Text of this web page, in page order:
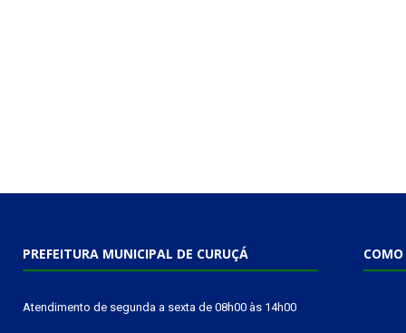
PREFEITURA MUNICIPAL DE CURUÇÁ
Atendimento de segunda a sexta de 08h00 às 14h00
COMO